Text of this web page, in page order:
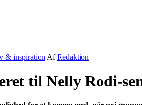
& inspiration|AfRedaktion
til Nelly Rodi-